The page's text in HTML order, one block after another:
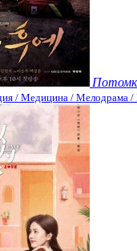
/ Медицина / Мелодрама /